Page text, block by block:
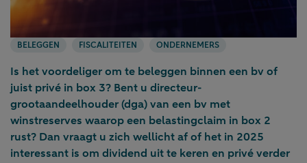
BELEGGEN FISCALITEITEN ONDERNEMERS
Is het voordeliger om te beleggen binnen een bv of
juist privé in box 3? Bent u directeur-
grootaandeelhouder (dga) van een bv met
winstreserves waarop een belastingclaim in box 2
rust? Dan vraagt u zich wellicht af of het in 2025
interessant is om dividend uit te keren en privé verder